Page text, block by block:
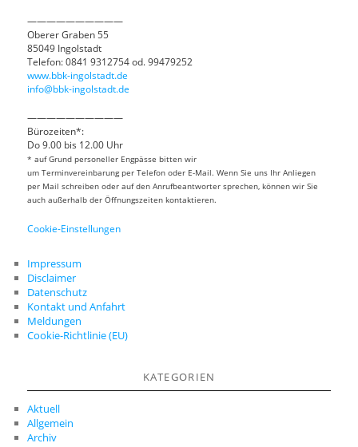
——————————
Oberer Graben 55
85049 Ingolstadt
Telefon: 0841 9312754 od. 99479252
www.bbk-ingolstadt.de
info@bbk-ingolstadt.de
——————————
Bürozeiten*:
Do 9.00 bis 12.00 Uhr
* auf Grund personeller Engpässe bitten wir
um Terminvereinbarung per Telefon oder E-Mail. Wenn Sie uns Ihr Anliegen
per Mail schreiben oder auf den Anrufbeantworter sprechen, können wir Sie
auch außerhalb der Öffnungszeiten kontaktieren.
Cookie-Einstellungen
Impressum
Disclaimer
Datenschutz
Kontakt und Anfahrt
Meldungen
Cookie-Richtlinie (EU)
KATEGORIEN
Aktuell
Allgemein
Archiv